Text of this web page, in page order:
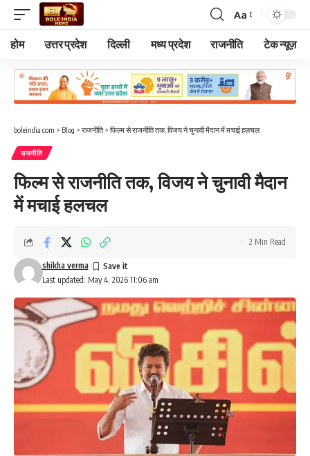
Font
Resizer
Aa
होम उत्तर प्रदेश दिल्ली मध्य प्रदेश राजनीति टेक न्यूज़
boleindia.com > Blog > राजनीति> फिल्म से राजनीति तक, विजय ने चुनावी मैदान में मचाई हलचल
राजनीति
फिल्म से राजनीति तक, विजय ने चुनावी मैदान
में मचाई हलचल
Last updated: May 4, 2026 11:06 am
shikha verma
2 Min Read